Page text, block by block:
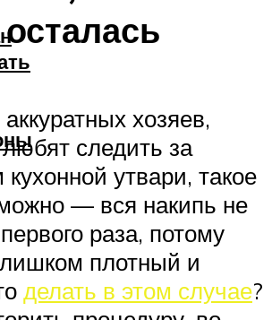
хозяев,
следить за
утвари, такое
— вся накипь не
раза, потому
плотный и
делать в этом случае?